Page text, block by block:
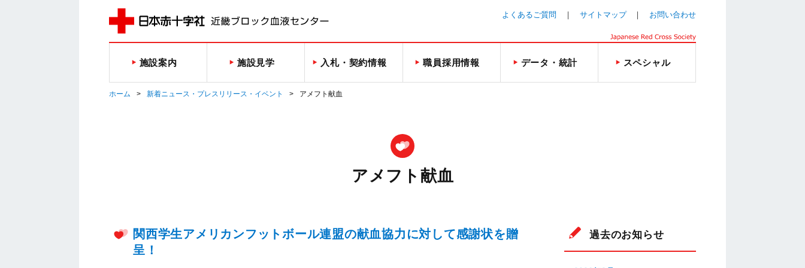
よくあるご質問 サイトマップ お問い合わせ
施設案内 施設見学 入札・契約情報 職員採用情報 データ・統計 スペシャル
ホーム 新着ニュース・プレスリリース・イベント アメフト献血
アメフト献血
関西学生アメリカンフットボール連盟の献血協力に対して感謝状を贈
呈！
過去のお知らせ